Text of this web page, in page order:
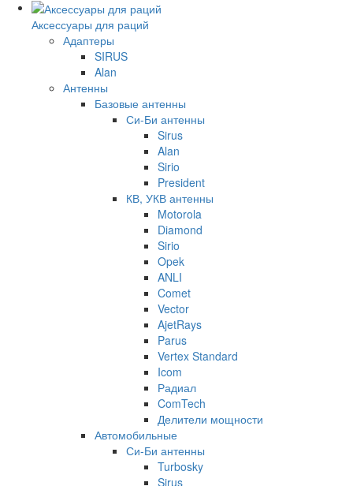
Аксессуары для раций
Адаптеры
SIRUS
Alan
Антенны
Базовые антенны
Си-Би антенны
Sirus
Alan
Sirio
President
КВ, УКВ антенны
Motorola
Diamond
Sirio
Opek
ANLI
Comet
Vector
AjetRays
Parus
Vertex Standard
Icom
Радиал
ComTech
Делители мощности
Автомобильные
Си-Би антенны
Turbosky
Sirus